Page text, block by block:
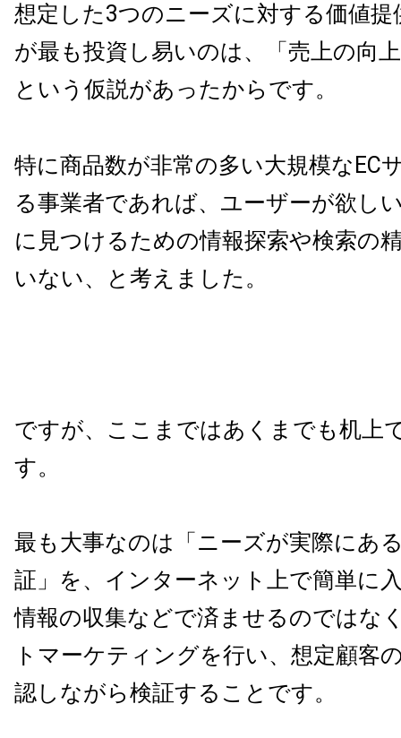
想定した3つのニーズに対する価値提
が最も投資し易いのは、「売上の向
という仮説があったからです。
特に商品数が非常の多い大規模な EC
る事業者であれば、ユーザーが欲し
に見つけるための情報探索や検索の
いない、と考えました。
ですが、ここまではあくまでも机上
す。
最も大事なのは「ニーズが実際にあ
証」を、インターネット上で簡単に
情報の収集などで済ませるのではな
トマーケティングを行い、想定顧客
認しながら検証することです。